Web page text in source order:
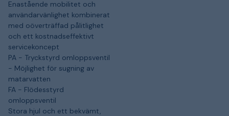
Enastående mobilitet och
användarvänlighet kombinerat
med oöverträffad pålitlighet
och ett kostnadseffektivt
servicekoncept
PA - Tryckstyrd omloppsventil
- Möjlighet för sugning av
matarvatten
FA - Flödesstyrd
omloppsventil
Stora hjul och ett bekvämt,